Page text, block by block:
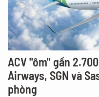
ACV "ôm" gần
Airways, SGN và
phòng